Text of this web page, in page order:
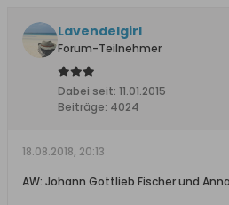
Lavendelgirl
Forum-Teilnehmer
Dabei seit: 11.01.2015
Beiträge: 4024
18.08.2018, 20:13
AW: Johann Gottlieb Fischer und